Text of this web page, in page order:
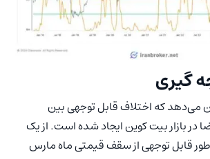
گیری
می‌دهد که اختلاف قابل توجهی بین
در بازار بیت کوین ایجاد شده است. از یک
طور قابل توجهی از سقف قیمتی ماه مارس